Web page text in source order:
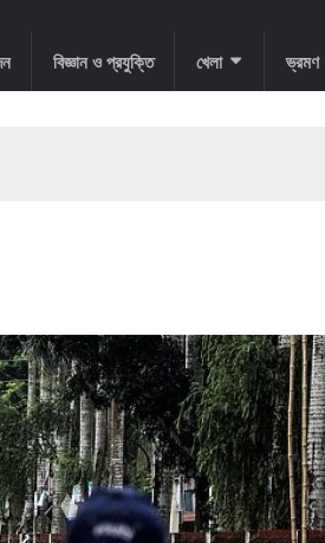
বিজ্ঞান ও প্রযুক্তি খেলা ভ্রমণ